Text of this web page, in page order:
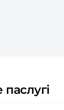
паслугi